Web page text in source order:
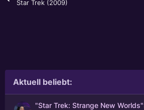
Star Trek (2009)
Aktuell beliebt:
"Star Trek: Strange New